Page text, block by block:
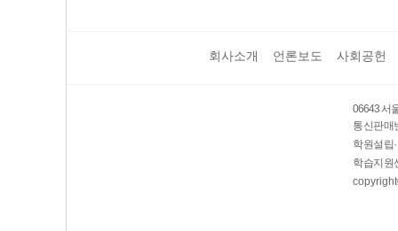
회사소개 언론보도 사회공헌
06643 서
통신판매
학원설립
학습지원